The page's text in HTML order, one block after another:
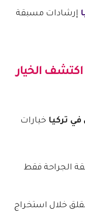
إرشادات مسبقة
اكتشف الخيار
تركيا خيارات
الجراحة فقط
خلال استخراج